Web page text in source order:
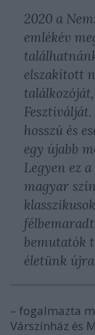
2020 a
emlékév
elszakított
hosszú és
egy újabb
Legyen ez
magyar
bemutatók
életünk
– fogalmazta
Várszínház és